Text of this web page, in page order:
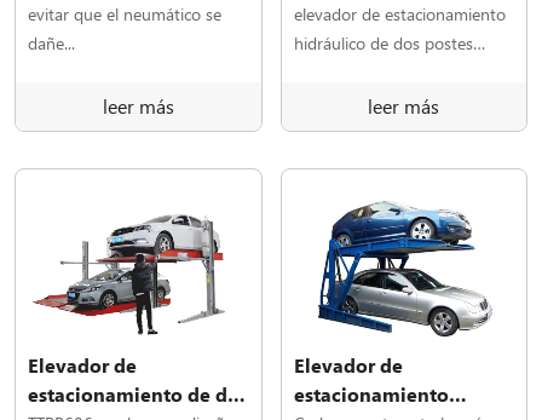
evitar que el neumático se
dañe...
leer más
elevador de estacionamiento
hidráulico de dos postes
leer más
Elevador de
estacionamiento de dos
Elevador de
estacionamiento